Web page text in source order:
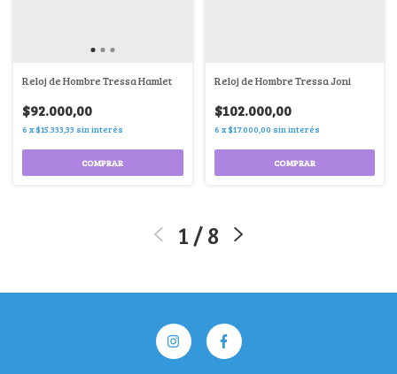
Reloj de Hombre Tressa Hamlet
$92.000,00
6 x$15.333,33 sin interés
COMPRAR
Reloj de Hombre Tressa Joni
$102.000,00
6 x$17.000,00 sin interés
COMPRAR
1 /8